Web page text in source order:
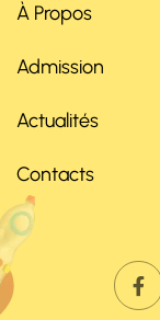
À Propos
Admission
Actualités
Contacts